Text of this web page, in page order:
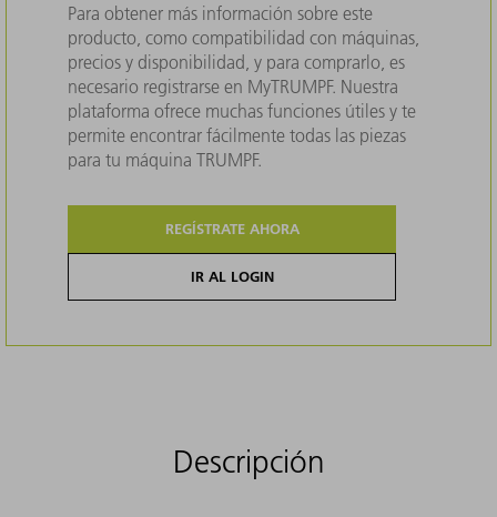
Para obtener más información sobre este
producto, como compatibilidad con máquinas,
precios y disponibilidad, y para comprarlo, es
necesario registrarse en MyTRUMPF. Nuestra
plataforma ofrece muchas funciones útiles y te
permite encontrar fácilmente todas las piezas
para tu máquina TRUMPF.
REGÍSTRATE AHORA
IR AL LOGIN
Descripción